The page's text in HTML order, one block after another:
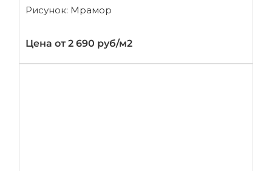
Рисунок: Мрамор
Цена от 2 690 руб/м2